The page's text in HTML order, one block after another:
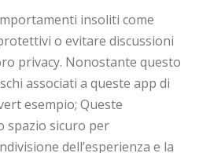
insoliti come
o evitare discussioni
privacy. Nonostante questo
associati a queste app di
esempio; Queste
spazio sicuro per
dell’esperienza e la